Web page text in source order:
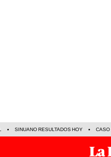
SINUANO RESULTADOS HOY CASO